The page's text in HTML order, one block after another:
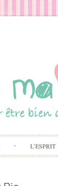
L’ESPRIT